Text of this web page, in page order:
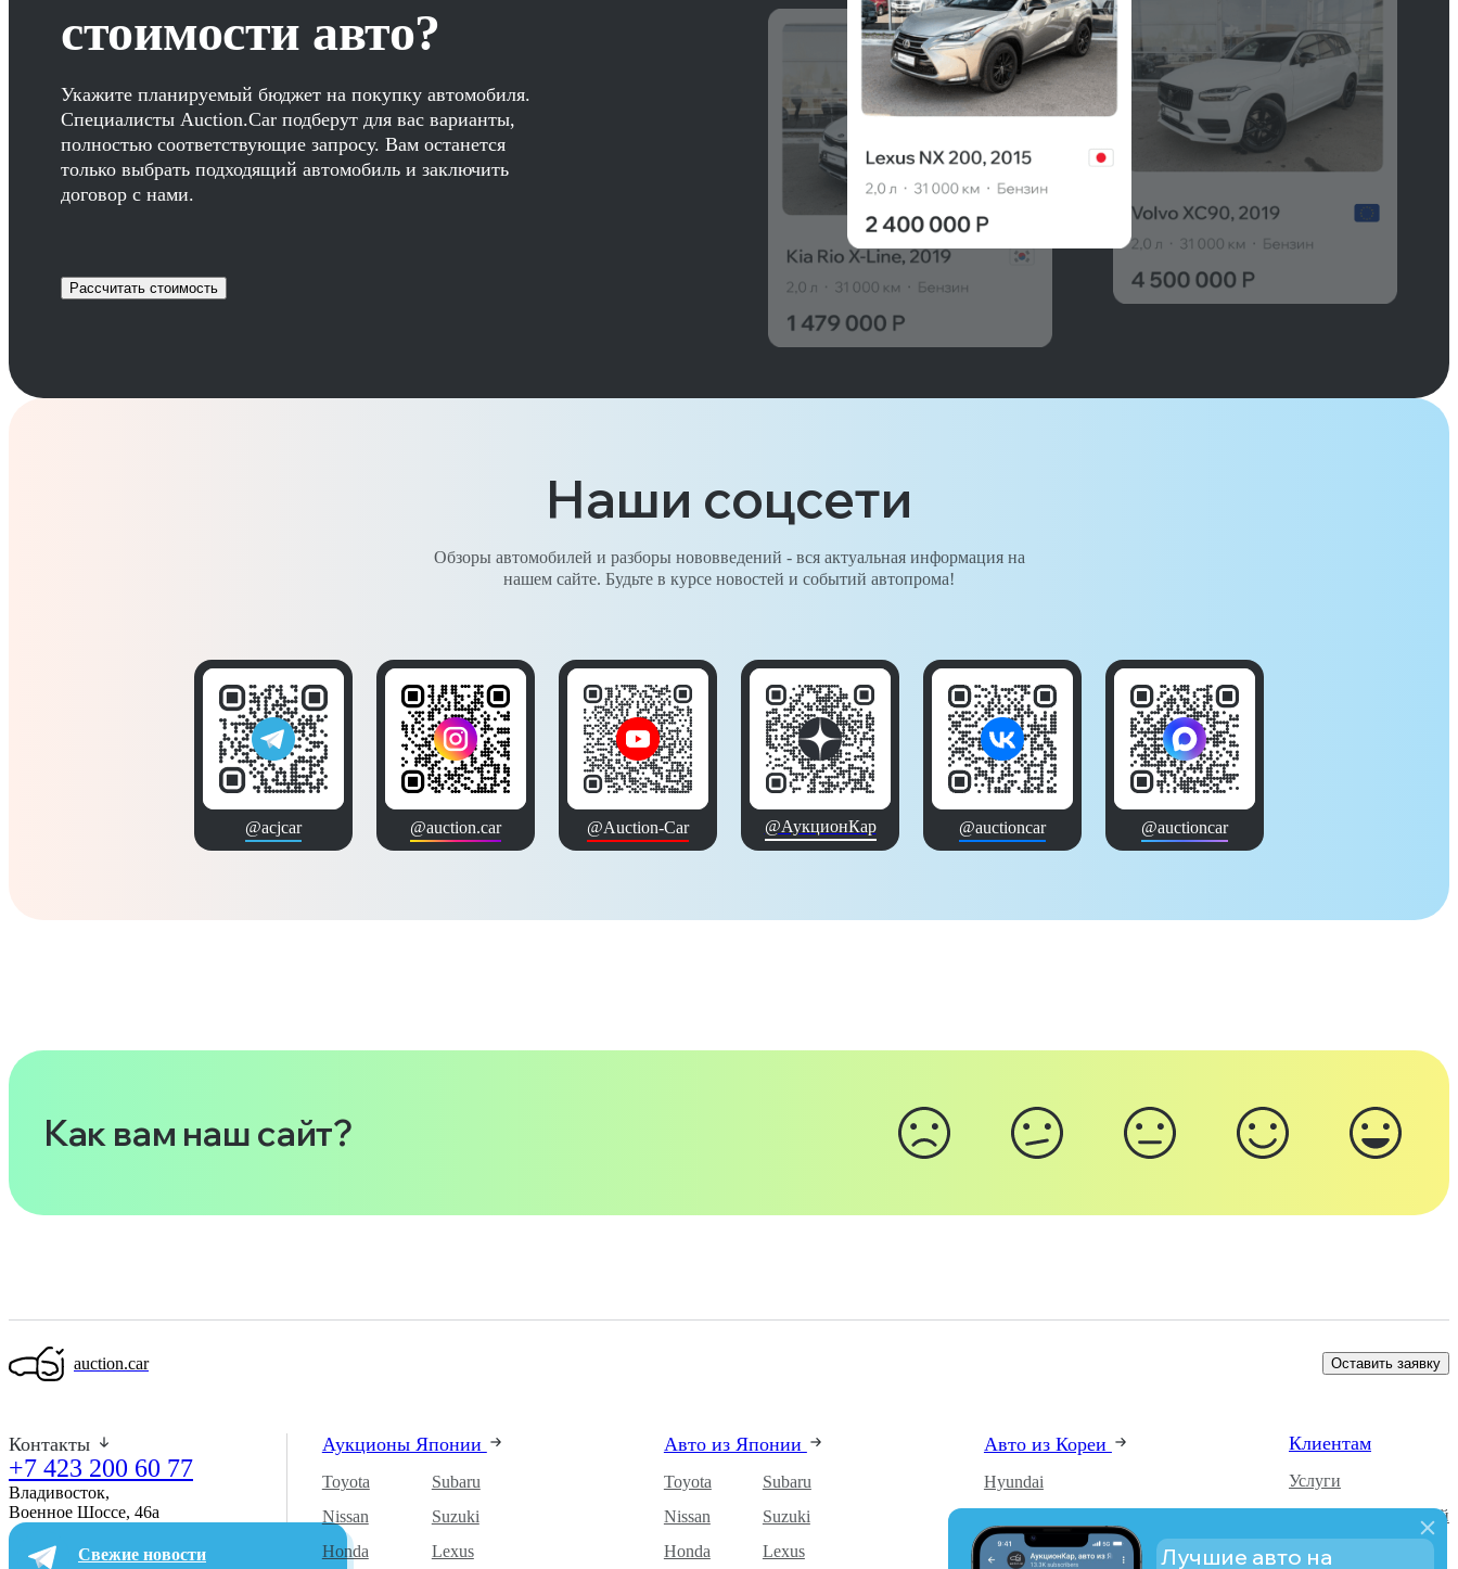
стоимости авто?
Укажите планируемый бюджет на покупку автомобиля.
Специалисты Auction.Car подберут для вас варианты,
полностью соответствующие запросу. Вам останется
только выбрать подходящий автомобиль и заключить
договор с нами.
Рассчитать стоимость
Наши соцсети
Обзоры автомобилей и разборы нововведений - вся актуальная информация на
нашем сайте. Будьте в курсе новостей и событий автопрома!
@acjcar @auction.car @Auction-Car @АукционКар @auctioncar @auctioncar
Как вам наш сайт?
auction.car Оставить заявку
Контакты
+7 423 200 60 77
Владивосток,
Военное Шоссе, 46а​
Свежие новости
Аукционы Японии
Toyota
Nissan
Honda
Subaru
Suzuki
Lexus
Авто из Японии
Toyota
Nissan
Honda
Subaru
Suzuki
Lexus
Авто из Кореи
Hyundai
SsangYong
Клиентам
Услуги
Каталог автомобилей
О компании
Лучшие авто на